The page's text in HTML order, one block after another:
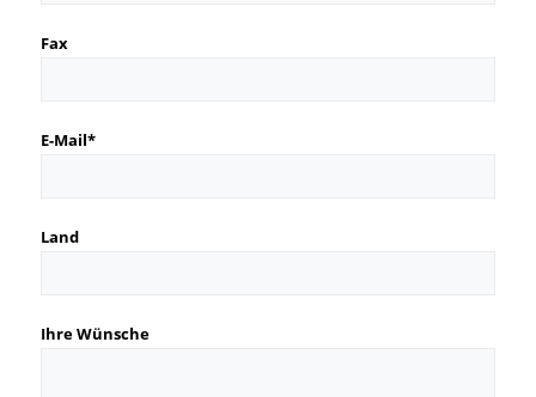
leer.
Fax
E-Mail*
Land
Ihre Wünsche